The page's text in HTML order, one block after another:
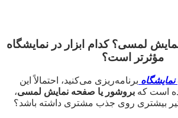
لمسی؟ کدام ابزار در نمایشگاه
مؤثرتر است؟
نمایشگاه برنامه‌ریزی می‌کنید، احتمالاً این
است که بروشور یا صفحه نمایش لمسی،
بیشتری روی جذب مشتری داشته باشد؟